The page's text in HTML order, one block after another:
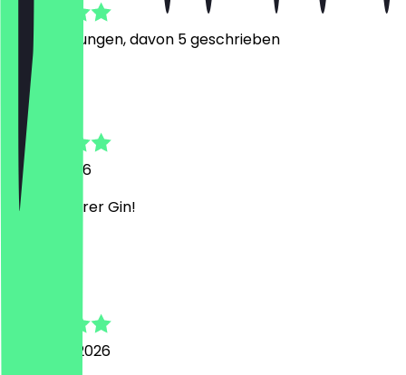
Bewertungen, davon 5 geschrieben
Daniel
1. März 2026
Sehr leckerer Gin!
7. Januar 2026